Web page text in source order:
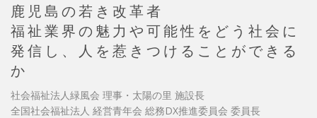
鹿児島の若き改革者
福祉業界の魅力や可能性をどう社会に
発信し、人を惹きつけることができる
か
社会福祉法人緑風会 理事・太陽の里 施設長
全国社会福祉法人 経営青年会 総務DX推進委員会 委員長